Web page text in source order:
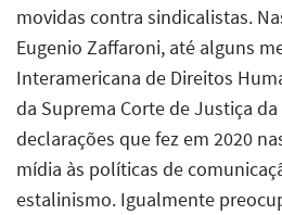
movidas contra sindicalistas.
Eugenio Zaffaroni, até alguns
Interamericana de Direitos
da Suprema Corte de Justiça
declarações que fez em 2020
mídia às políticas de
estalinismo. Igualmente